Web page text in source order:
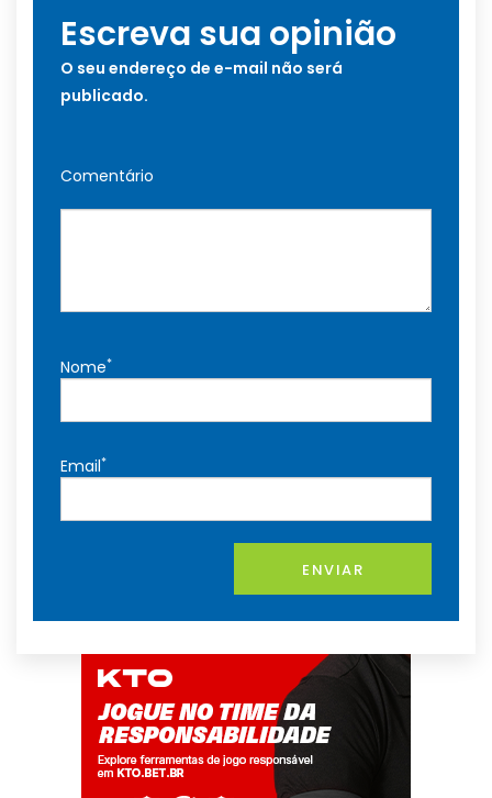
Escreva sua opinião
O seu endereço de e-mail não será
publicado.
Comentário
Nome*
Email*
ENVIAR